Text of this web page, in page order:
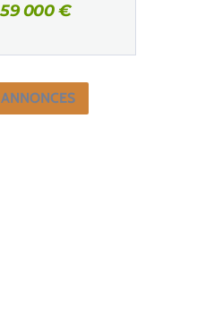
59 000€